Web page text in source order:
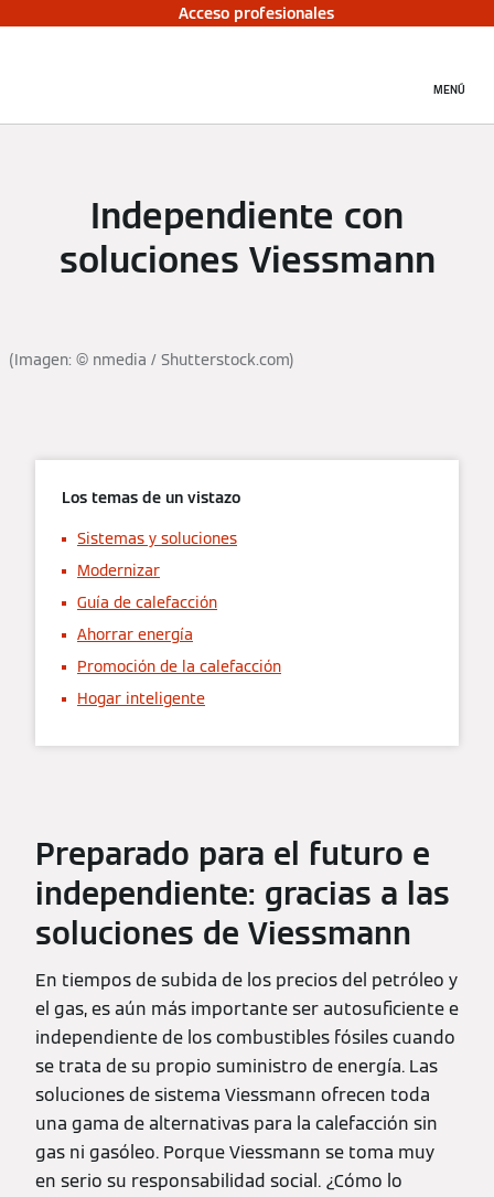
Acceso profesionales
MENÚ
Independiente con
soluciones Viessmann
(Imagen: © nmedia / Shutterstock.com)
Los temas de un vistazo
Sistemas y soluciones
Modernizar
Guía de calefacción
Ahorrar energía
Promoción de la calefacción
Hogar inteligente
Preparado para el futuro e
independiente: gracias a las
soluciones de Viessmann
En tiempos de subida de los precios del petróleo y
el gas, es aún más importante ser autosuficiente e
independiente de los combustibles fósiles cuando
se trata de su propio suministro de energía. Las
soluciones de sistema Viessmann ofrecen toda
una gama de alternativas para la calefacción sin
gas ni gasóleo. Porque Viessmann se toma muy
en serio su responsabilidad social. ¿Cómo lo